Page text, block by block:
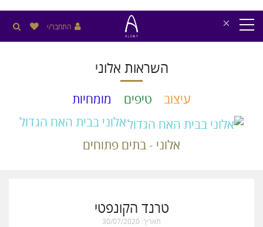
× התחבר/י
השראות אלוני
עיצוב טיפים
מומחיות
אלוני בבית האח הגדול
אלוני - בתים פתוחים
טרנד הקונפטי
תאריך: 30/07/2020